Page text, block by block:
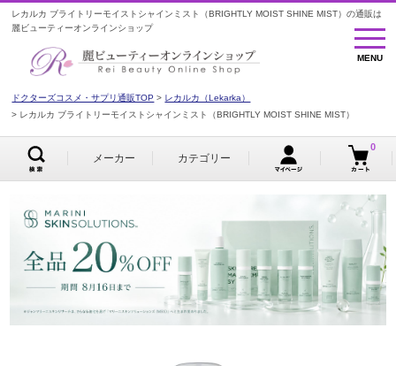
レカルカ ブライトリーモイストシャインミスト（BRIGHTLY MOIST SHINE MIST）の通販は
麗ビューティーオンラインショップ
MENU
MENU
ドクターズコスメ・サプリ通販TOP
レカルカ（Lekarka）
レカルカ ブライトリーモイストシャインミスト（BRIGHTLY MOIST SHINE MIST）
メーカー カテゴリー
0